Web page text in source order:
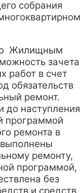
собрания
Жилищным
зачета
работ в счет
обязательств
ремонт.
до наступления
программой
ремонта в
ремонту,
программой,
без